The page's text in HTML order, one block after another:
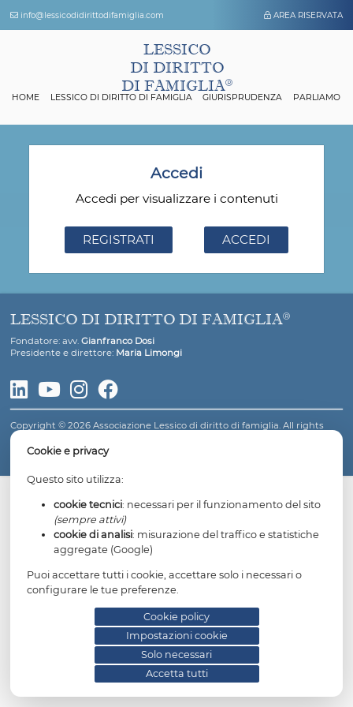
Cookie e privacy
cookie tecnici: necessari per il funzionamento
(sempre attivi)
cookie di analisi: misurazione del traffico e
aggregate (Google)
Puoi accettare tutti i cookie, accettare solo i necessari
configurare le tue preferenze.
info@lessicodidirittodifamiglia.com AREA
LESSICO
DI DIRITTO
DI FAMIGLIA
Accedi
Accedi per visualizzare i contenuti
LESSICO DI DIRITTO DI FAMIGLIA
Fondatore: avv.
Gianfranco Dosi
Copyright © 2026 Associazione Lessico di diritto di famiglia. All
reserved.
Informativa privacy
Cookie policy Impostazioni cookie